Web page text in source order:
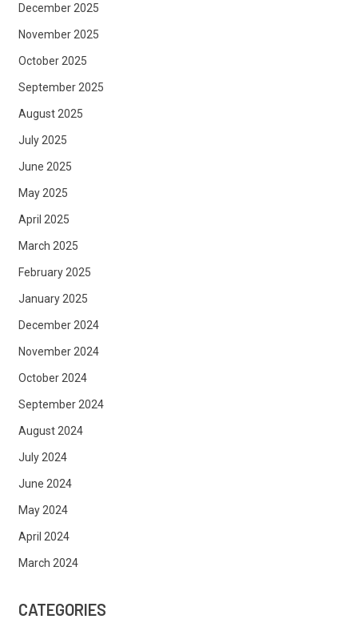
December 2025
November 2025
October 2025
September 2025
August 2025
July 2025
June 2025
May 2025
April 2025
March 2025
February 2025
January 2025
December 2024
November 2024
October 2024
September 2024
August 2024
July 2024
June 2024
May 2024
April 2024
March 2024
CATEGORIES